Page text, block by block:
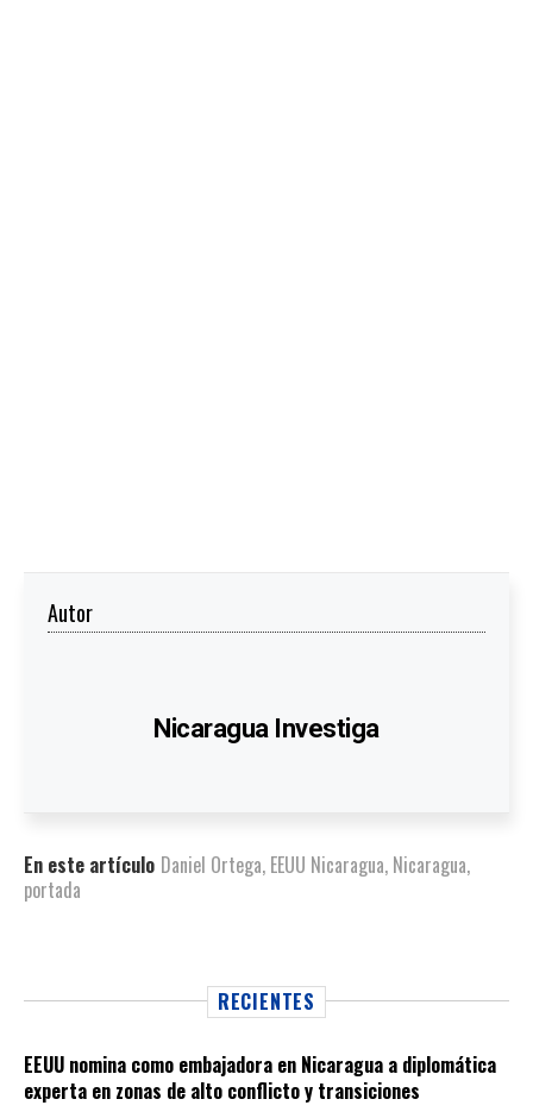
Autor
Nicaragua Investiga
En este artículo Daniel Ortega, EEUU Nicaragua, Nicaragua,
portada
RECIENTES
EEUU nomina como embajadora en Nicaragua a diplomática
experta en zonas de alto conflicto y transiciones